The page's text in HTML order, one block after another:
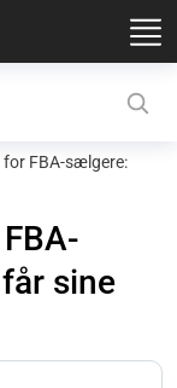
FBA-sælgere:
sine